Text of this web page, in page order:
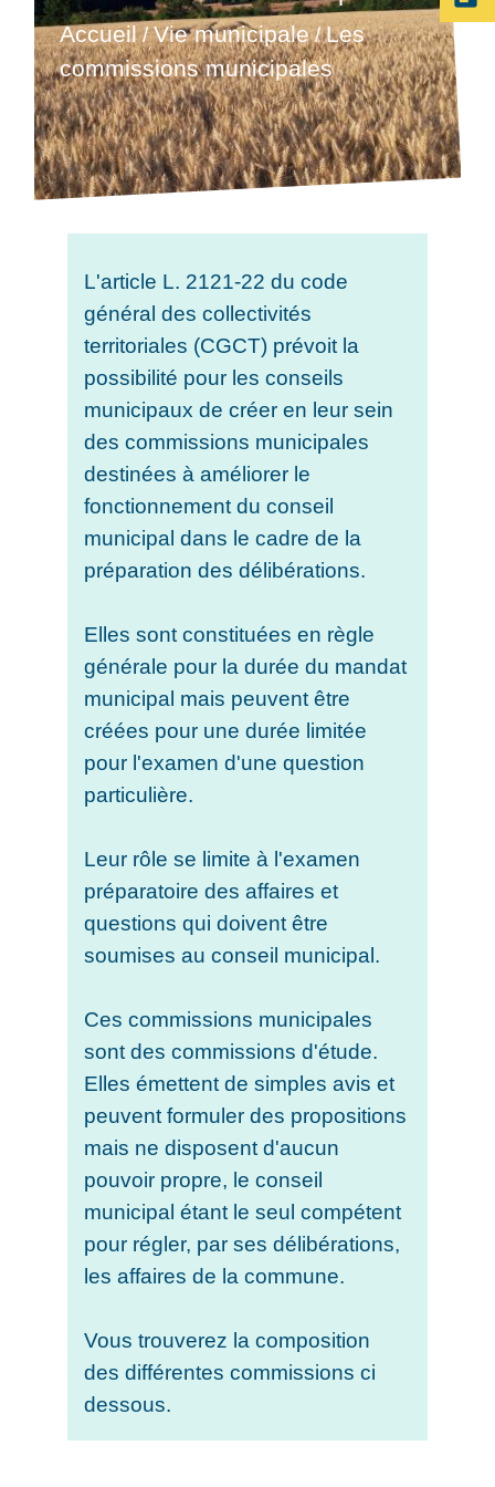
Accueil/Vie municipale/Les
commissions municipales
L'article L. 2121-22 du code
général des collectivités
territoriales (CGCT) prévoit la
possibilité pour les conseils
municipaux de créer en leur sein
des commissions municipales
destinées à améliorer le
fonctionnement du conseil
municipal dans le cadre de la
préparation des délibérations.
Elles sont constituées en règle
générale pour la durée du mandat
municipal mais peuvent être
créées pour une durée limitée
pour l'examen d'une question
particulière.
Leur rôle se limite à l'examen
préparatoire des affaires et
questions qui doivent être
soumises au conseil municipal.
Ces commissions municipales
sont des commissions d'étude.
Elles émettent de simples avis et
peuvent formuler des propositions
mais ne disposent d'aucun
pouvoir propre, le conseil
municipal étant le seul compétent
pour régler, par ses délibérations,
les affaires de la commune.
Vous trouverez la composition
des différentes commissions ci
dessous.